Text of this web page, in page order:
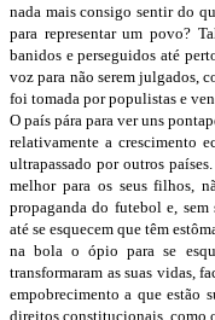
nada mais consigo sentir do
para representar um povo?
banidos e perseguidos até
voz para não serem julgados,
foi tomada por populistas e
O país pára para ver uns
relativamente a crescimento
ultrapassado por outros
melhor para os seus filhos,
propaganda do futebol e, sem
até se esquecem que têm
na bola o ópio para se
transformaram as suas vidas,
empobrecimento a que estão
direitos constitucionais, como